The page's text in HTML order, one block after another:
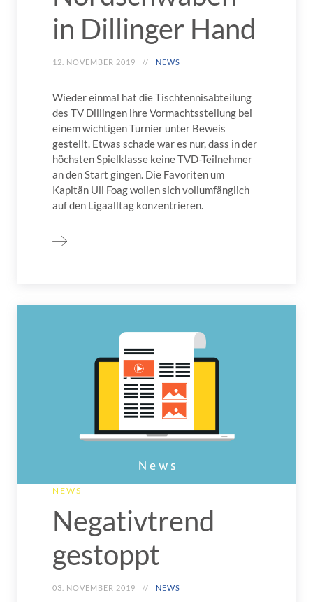
in Dillinger Hand
12. NOVEMBER 2019 NEWS
Wieder einmal hat die Tischtennisabteilung
des TV Dillingen ihre Vormachtsstellung bei
einem wichtigen Turnier unter Beweis
gestellt. Etwas schade war es nur, dass in der
höchsten Spielklasse keine TVD-Teilnehmer
an den Start gingen. Die Favoriten um
Kapitän Uli Foag wollen sich vollumfänglich
auf den Ligaalltag konzentrieren.
NEWS
Negativtrend
gestoppt
03. NOVEMBER 2019 NEWS